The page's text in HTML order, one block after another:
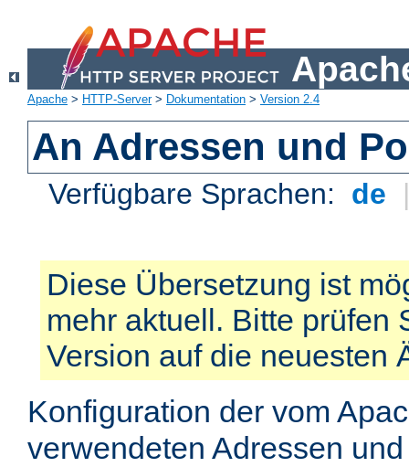
Apache > HTTP-Server> Dokumentation > Version 2.4
An Adressen und
Verfügbare Sprachen: de
Diese Übersetzung ist
mehr aktuell. Bitte prüfen
Version auf die neuesten
Konfiguration der vom
verwendeten Adressen